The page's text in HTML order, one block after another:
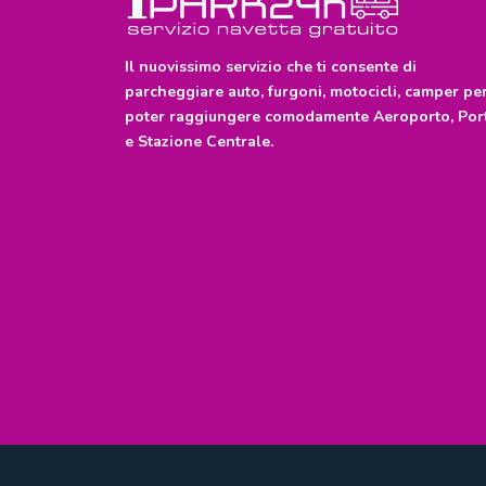
Il nuovissimo servizio che ti consente di
parcheggiare auto, furgoni, motocicli, camper
poter raggiungere comodamente Aeroporto,
e Stazione Centrale.